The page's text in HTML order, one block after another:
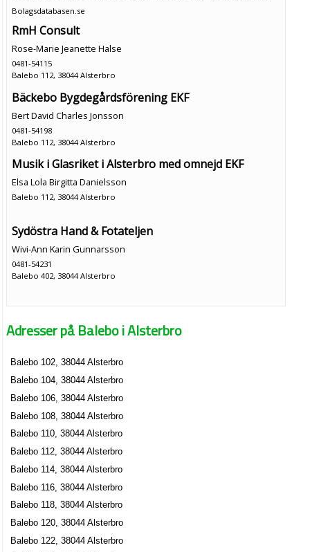
Bolagsdatabasen.se
RmH Consult
Rose-Marie Jeanette Halse
0481-54115
Balebo 112, 38044 Alsterbro
Bäckebo Bygdegårdsförening EKF
Bert David Charles Jonsson
0481-54198
Balebo 112, 38044 Alsterbro
Musik i Glasriket i Alsterbro med omnejd EKF
Elsa Lola Birgitta Danielsson
Balebo 112, 38044 Alsterbro
Sydöstra Hand & Fotateljen
Wivi-Ann Karin Gunnarsson
0481-54231
Balebo 402, 38044 Alsterbro
Adresser på Balebo i Alsterbro
Balebo 102, 38044 Alsterbro
Balebo 104, 38044 Alsterbro
Balebo 106, 38044 Alsterbro
Balebo 108, 38044 Alsterbro
Balebo 110, 38044 Alsterbro
Balebo 112, 38044 Alsterbro
Balebo 114, 38044 Alsterbro
Balebo 116, 38044 Alsterbro
Balebo 118, 38044 Alsterbro
Balebo 120, 38044 Alsterbro
Balebo 122, 38044 Alsterbro